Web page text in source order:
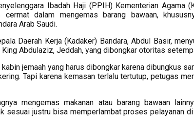
Ibadah Haji (PPIH) Kementerian Agama
dalam mengemas barang bawaan,
Arab Saudi.
Daerah Kerja (Kadaker) Bandara, Abdul Basir,
King Abdulaziz, Jeddah, yang dibongkar otoritas
jemaah yang harus dibongkar karena dibungkus
Tapi karena kemasan terlalu tertutup, petugas
mengemas makanan atau barang bawaan
sesuai justru bisa memperlambat proses pelayanan